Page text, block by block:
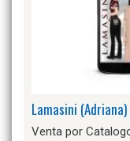
Lamasini
Venta por